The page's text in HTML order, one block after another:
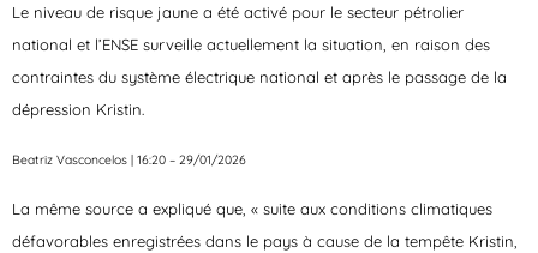
Le niveau de risque jaune a été activé pour le secteur pétrolier
national et l’ENSE surveille actuellement la situation, en raison des
contraintes du système électrique national et après le passage de la
dépression Kristin.
Beatriz Vasconcelos | 16:20 – 29/01/2026
La même source a expliqué que, « suite aux conditions climatiques
défavorables enregistrées dans le pays à cause de la tempête Kristin,